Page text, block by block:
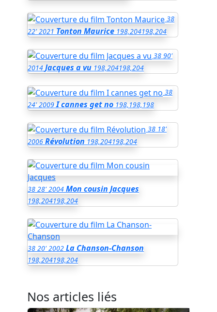
38
22' 2021 Tonton Maurice 198,204198,204
38 90'
2014 Jacques a vu 198,204198,204
38
24' 2009 I cannes get no 198,198,198
38 18'
2006 Révolution 198,204198,204
38 28' 2004 Mon cousin Jacques
198,204198,204
38 20' 2002 La Chanson-Chanson
198,204198,204
Nos articles liés